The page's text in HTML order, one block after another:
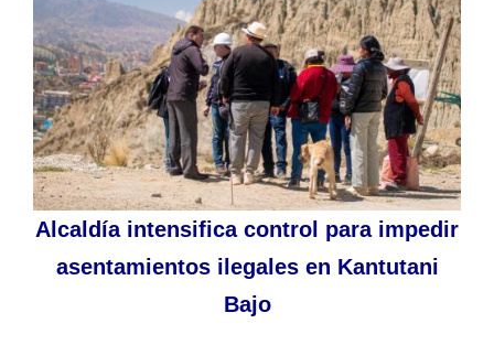
Alcaldía intensifica control para impedir
asentamientos ilegales en Kantutani
Bajo